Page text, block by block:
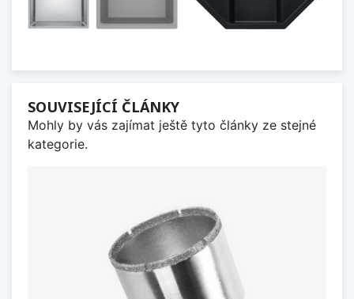
SOUVISEJÍCÍ ČLÁNKY
Mohly by vás zajímat ještě tyto články ze stejné
kategorie.